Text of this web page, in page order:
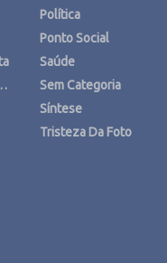
Política
Ponto Social
Saúde
Sem Categoria
Síntese
Tristeza Da Foto